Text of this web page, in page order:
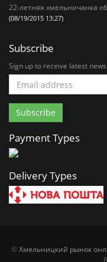
22-летняя хмельничанка
(08/19/2015 13:27)
Subscribe
Sign up to receive latest
Payment Types
Delivery Types
©Хмельницкий рынок